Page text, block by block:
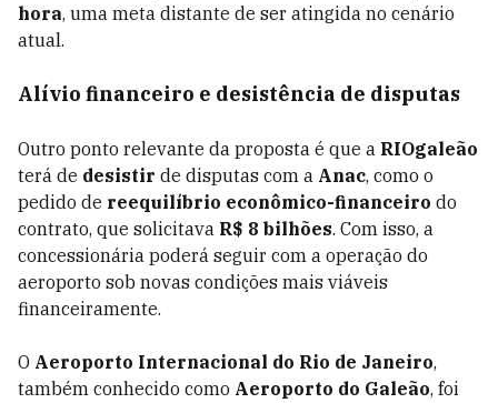
hora, uma meta distante de ser atingida no cenário
atual.
Alívio financeiro e desistência de disputas
Outro ponto relevante da proposta é que a RIOgaleão
terá de desistir de disputas com a Anac, como o
pedido de reequilíbrio econômico-financeiro do
contrato, que solicitava R$ 8 bilhões. Com isso, a
concessionária poderá seguir com a operação do
aeroporto sob novas condições mais viáveis
financeiramente.
O Aeroporto Internacional do Rio de Janeiro,
também conhecido como Aeroporto do Galeão, foi